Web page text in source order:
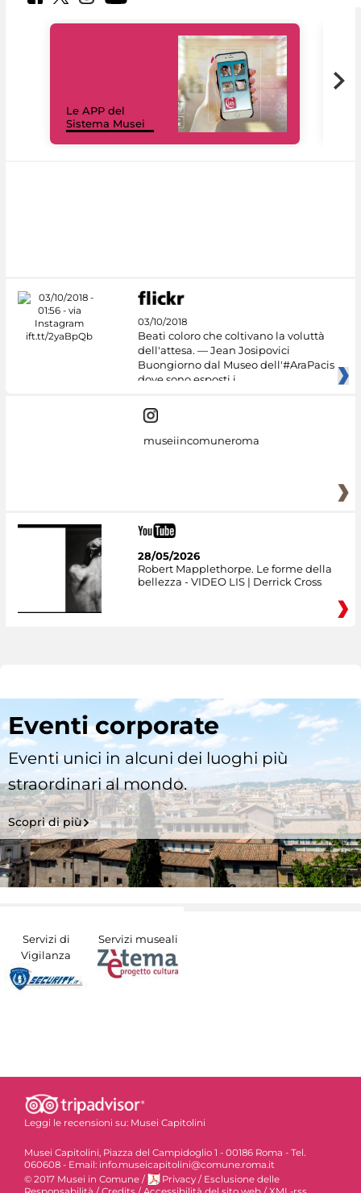
Le APP del
Sistema Musei
03/10/2018
Beati coloro che coltivano la voluttà
dell'attesa. — Jean Josipovici
Buongiorno dal Museo dell'#AraPacis
dove sono esposti i
museiincomuneroma
28/05/2026
Robert Mapplethorpe. Le forme della
bellezza - VIDEO LIS | Derrick Cross
Eventi corporate
Eventi unici in alcuni dei luoghi più
straordinari al mondo.
Scopri di più
Servizi di
Vigilanza
Servizi museali
Leggi le recensioni su: Musei Capitolini
Musei Capitolini, Piazza del Campidoglio 1 - 00186 Roma - Tel.
060608 - Email: info.museicapitolini@comune.roma.it
© 2017 Musei in Comune / Privacy / Esclusione delle